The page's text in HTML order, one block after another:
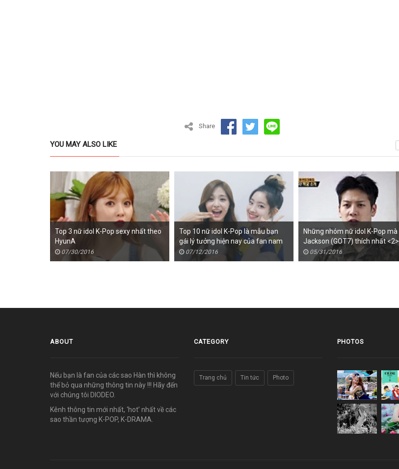
Share
YOU MAY ALSO LIKE
Top 3 nữ idol K-Pop sexy nhất theo
HyunA
07/30/2016
Top 10 nữ idol K-Pop là mẫu bạn
gái lý tưởng hiện nay của fan nam
07/12/2016
Những nhóm nữ idol K-Pop mà
Jackson (GOT7) thích nhất <2>
05/31/2016
ABOUT
Nếu bạn là fan của các sao Hàn thì không
thể bỏ qua những thông tin này !!! Hãy đến
với chúng tôi DIODEO.
Kênh thông tin mới nhất, ‘hot’ nhất về các
sao thần tượng K-POP, K-DRAMA.
CATEGORY
Trang chủ Tin tức Photo
PHOTOS